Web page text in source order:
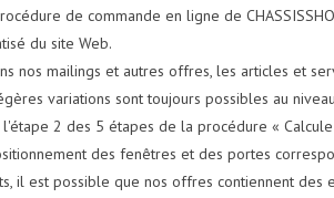
de commande en ligne de
du site Web.
nos mailings et autres offres, les articles et
variations sont toujours possibles au
2 des 5 étapes de la procédure «
des fenêtres et des portes
il est possible que nos offres contiennent